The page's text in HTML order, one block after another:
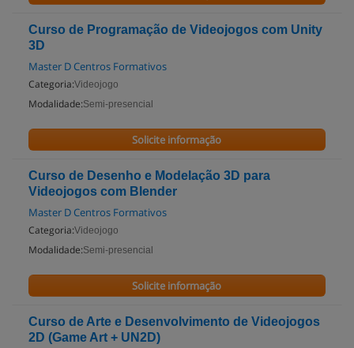
Curso de Programação de Videojogos com Unity
3D
Master D Centros Formativos
Categoria:Videojogo
Modalidade:Semi-presencial
Solicite informação
Curso de Desenho e Modelação 3D para
Videojogos com Blender
Master D Centros Formativos
Categoria:Videojogo
Modalidade:Semi-presencial
Solicite informação
Curso de Arte e Desenvolvimento de Videojogos
2D (Game Art + UN2D)